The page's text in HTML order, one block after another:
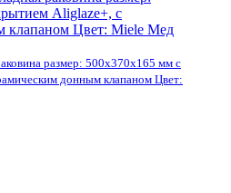
размер: 500х370х165 мм с
донным клапаном Цвет: